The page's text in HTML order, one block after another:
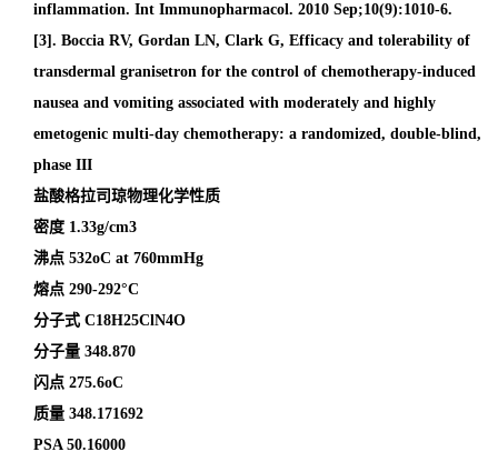
inflammation. Int Immunopharmacol. 2010 Sep;10(9):1010-6.
[3]. Boccia RV, Gordan LN, Clark G, Efficacy and tolerability of
transdermal granisetron for the control of chemotherapy-induced
nausea and vomiting associated with moderately and highly
emetogenic multi-day chemotherapy: a randomized, double-blind,
phase III
盐酸格拉司琼物理化学性质
密度 1.33g/cm3
沸点 532oC at 760mmHg
熔点 290-292°C
分子式 C18H25ClN4O
分子量 348.870
闪点 275.6oC
质量 348.171692
PSA 50.16000